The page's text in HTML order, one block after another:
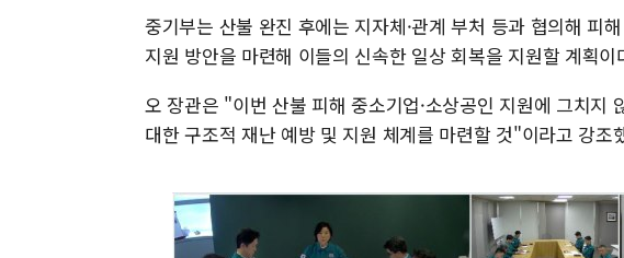
중기부는 산불 완진 후에는 지자체·관계 부처 등과 협의해 피
지원 방안을 마련해 이들의 신속한 일상 회복을 지원할 계획이
오 장관은 "이번 산불 피해 중소기업·소상공인 지원에 그치지
대한 구조적 재난 예방 및 지원 체계를 마련할 것"이라고 강조